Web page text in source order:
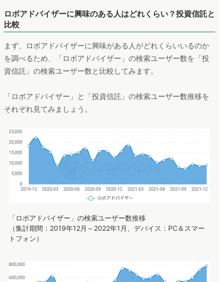
ロボアドバイザーに興味のある人はどれくらい？投資信託と
比較
まず、ロボアドバイザーに興味がある人がどれくらいいるのか
を調べるため、「ロボアドバイザー」の検索ユーザー数を「投
資信託」の検索ユーザー数と比較してみます。
「ロボアドバイザー」と「投資信託」の検索ユーザー数推移を
それぞれ見てみましょう。
「ロボアドバイザー」の検索ユーザー数推移
（集計期間：2019年12月～2022年1月、デバイス：PC＆スマー
トフォン）